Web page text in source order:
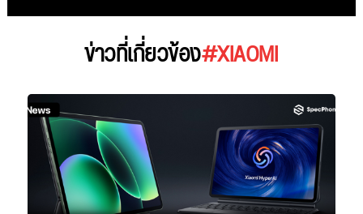
ข่าวที่เกี่ยวข้อง#XIAOMI